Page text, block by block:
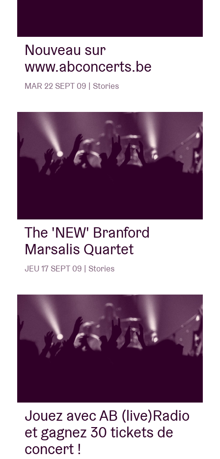
Nouveau sur
www.abconcerts.be
MAR 22 SEPT 09 | Stories
The 'NEW' Branford
Marsalis Quartet
JEU 17 SEPT 09 | Stories
Jouez avec AB (live)Radio
et gagnez 30 tickets de
concert !